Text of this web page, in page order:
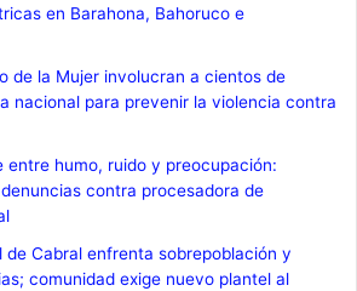
en Barahona, Bahoruco e
de la Mujer involucran a cientos de
nacional para prevenir la violencia contra
entre humo, ruido y preocupación:
contra procesadora de
de Cabral enfrenta sobrepoblación y
comunidad exige nuevo plantel al